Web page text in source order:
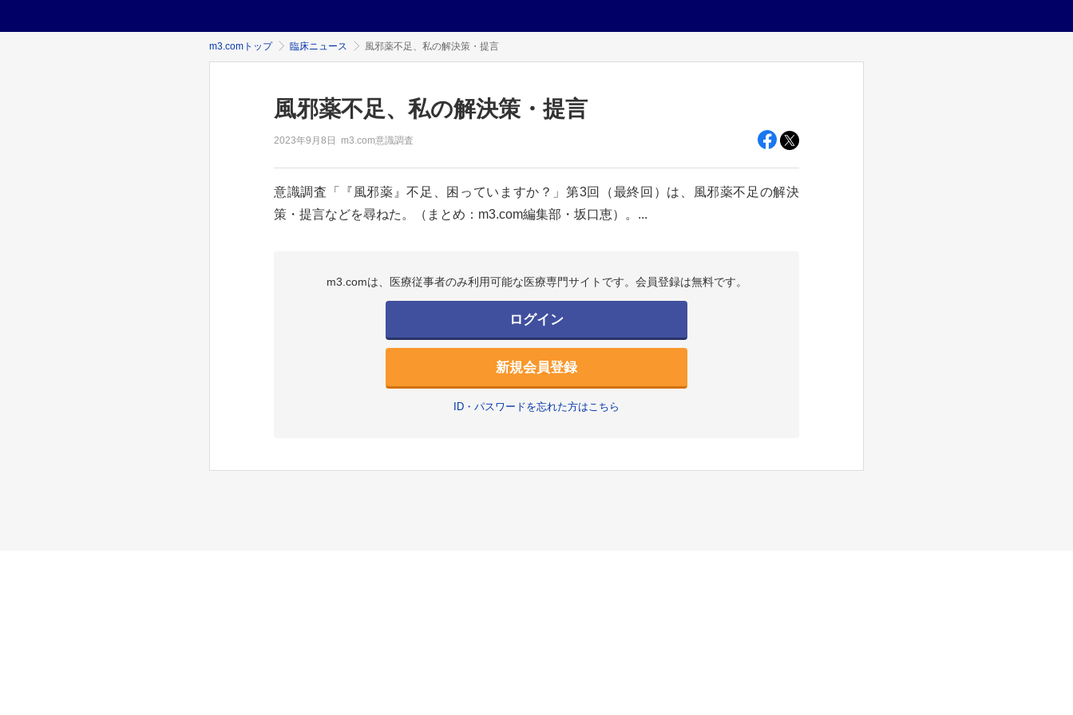
m3.comトップ 臨床ニュース 風邪薬不足、私の解決策・提言
風邪薬不足、私の解決策・提言
2023年9月8日 m3.com意識調査
意識調査「『風邪薬』不足、困っていますか？」第3回（最終回）は、風邪薬不足の解決
策・提言などを尋ねた。（まとめ：m3.com編集部・坂口恵）。...
m3.comは、医療従事者のみ利用可能な医療専門サイトです。会員登録は無料です。
ログイン
新規会員登録
ID・パスワードを忘れた方はこちら